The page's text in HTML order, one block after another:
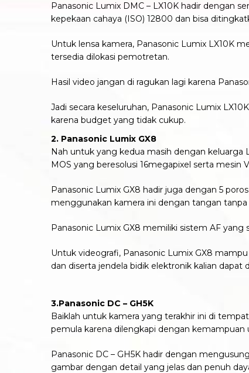
Panasonic Lumix DMC – LX10K hadir dengan
kepekaan cahaya (ISO) 12800 dan bisa
Untuk lensa kamera, Panasonic Lumix LX10K
tersedia dilokasi pemotretan.
Hasil video jangan di ragukan lagi karena
Jadi secara keseluruhan, Panasonic Lumix
karena budget yang tidak cukup.
2. Panasonic Lumix GX8
Nah untuk yang kedua masih dengan keluarga
MOS yang beresolusi 16megapixel serta
Panasonic Lumix GX8 hadir juga dengan 5
menggunakan kamera ini dengan tangan
Panasonic Lumix GX8 memiliki sistem AF
Untuk videografi, Panasonic Lumix GX8
dan diserta jendela bidik elektronik kalian
3.Panasonic DC – GH5K
Baiklah untuk kamera yang terakhir ini di
pemula karena dilengkapi dengan kemampuan
Panasonic DC – GH5K hadir dengan
gambar dengan detail yang jelas dan penuh